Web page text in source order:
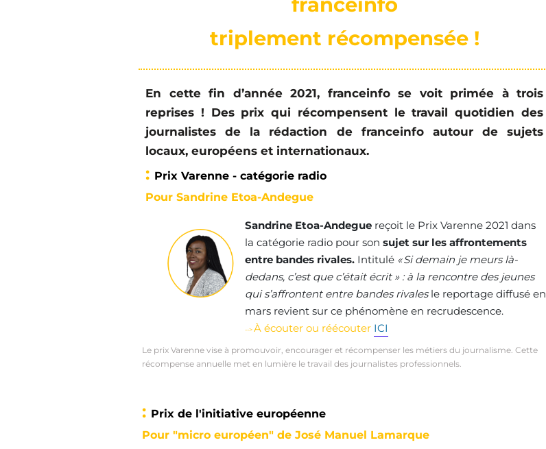
triplement récompensée !
En cette fin d’année 2021, franceinfo se voit primée à trois
reprises ! Des prix qui récompensent le travail quotidien des
journalistes de la rédaction de franceinfo autour de sujets
locaux, européens et internationaux.
: Prix Varenne - catégorie radio
Pour Sandrine Etoa-Andegue
Sandrine Etoa-Andegue reçoit le Prix Varenne 2021 dans
la catégorie radio pour son sujet sur les affrontements
entre bandes rivales. Intitulé « Si demain je meurs là-
dedans, c’est que c’était écrit » : à la rencontre des jeunes
qui s’affrontent entre bandes rivalesle reportage diffusé en
mars revient sur ce phénomène en recrudescence.
-->À écouter ou réécouter ICI
Le prix Varenne vise à promouvoir, encourager et récompenser les métiers du journalisme. Cette
récompense annuelle met en lumière le travail des journalistes professionnels.
: Prix de l'initiative européenne
Pour "micro européen" de José Manuel Lamarque